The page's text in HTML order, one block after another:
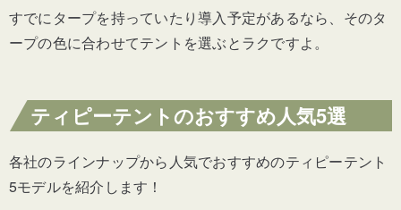
すでにタープを持っていたり導入予定があるなら、そのタ
ープの色に合わせてテントを選ぶとラクですよ。
ティピーテントのおすすめ人気5選
各社のラインナップから人気でおすすめのティピーテント
5モデルを紹介します！